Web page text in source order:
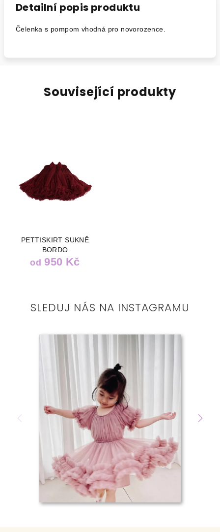
Detailní popis produktu
Čelenka s pompom vhodná pro novorozence.
Související produkty
PETTISKIRT SUKNĚ
BORDO
od 950 Kč
SLEDUJ NÁS NA INSTAGRAMU